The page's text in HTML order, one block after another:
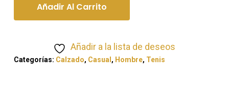
Añadir Al Carrito
Añadir a la lista de deseos
Categorías: Calzado, Casual , Hombre, Tenis